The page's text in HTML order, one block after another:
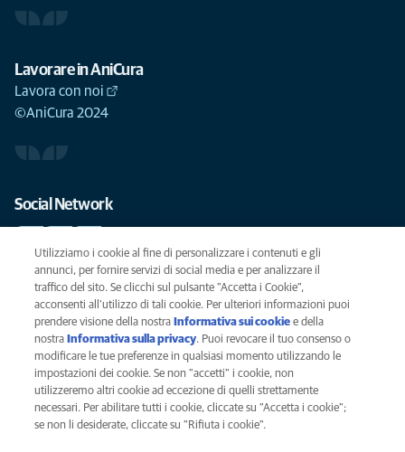
Lavorare in AniCura
Lavora con noi
©AniCura 2024
Social Network
Le migliori cure per il vostro animale domestico
SCRIVICI
info@anicura.it
Privacy
Legal
Utilizziamo i cookie al fine di personalizzare i contenuti e gli
annunci, per fornire servizi di social media e per analizzare il
traffico del sito. Se clicchi sul pulsante "Accetta i Cookie",
acconsenti all'utilizzo di tali cookie. Per ulteriori informazioni puoi
prendere visione della nostra Informativa sui cookie (opens in a new
tab)
e della
nostra Informativa sulla privacy(opens in a new tab)
. Puoi revocare il tuo consenso o
modificare le tue preferenze in qualsiasi momento utilizzando le
impostazioni dei cookie. Se non "accetti" i cookie, non
utilizzeremo altri cookie ad eccezione di quelli strettamente
necessari. Per abilitare tutti i cookie, cliccate su "Accetta i cookie";
se non li desiderate, cliccate su "Rifiuta i cookie".